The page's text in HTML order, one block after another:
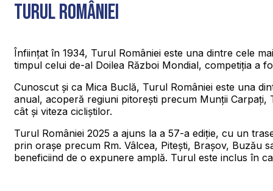
TURUL ROMÂNIEI
Înființat în 1934, Turul României este una dintre cele
timpul celui de-al Doilea Război Mondial, competiția a
Cunoscut și ca Mica Buclă, Turul României este una
anual, acoperă regiuni pitorești precum Munții
cât și viteza cicliștilor.
Turul României 2025 a ajuns la a 57-a ediție, cu un
prin orașe precum Rm. Vâlcea, Pitești, Brașov, Buzău
beneficiind de o expunere amplă. Turul este inclus în